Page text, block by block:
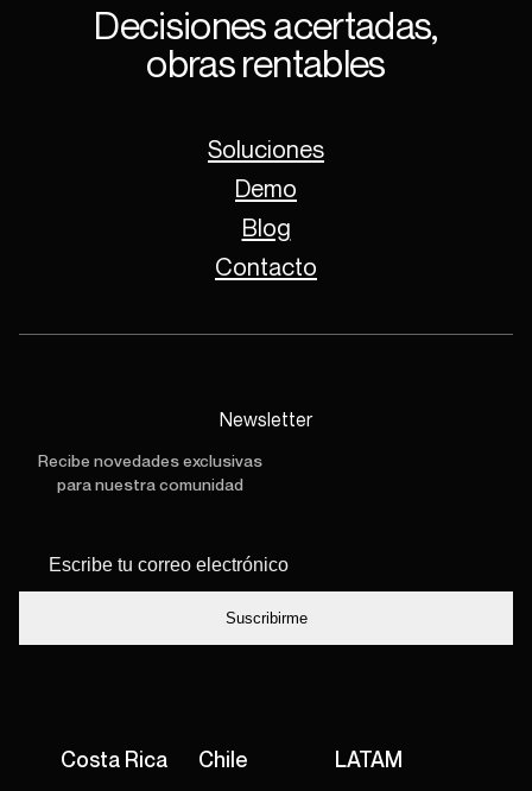
Decisiones acertadas,
obras rentables
Newsletter
Recibe novedades exclusivas
para nuestra comunidad
correo
Costa Rica Chile LATAM
Soluciones
Demo
Blog
Contacto